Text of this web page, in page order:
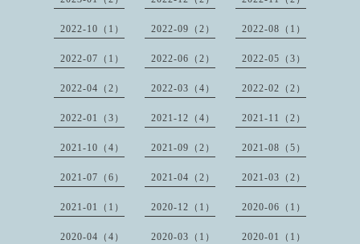
2022-10（1） 2022-09（2） 2022-08（1）
2022-07（1） 2022-06（2） 2022-05（3）
2022-04（2） 2022-03（4） 2022-02（2）
2022-01（3） 2021-12（4） 2021-11（2）
2021-10（4） 2021-09（2） 2021-08（5）
2021-07（6） 2021-04（2） 2021-03（2）
2021-01（1） 2020-12（1） 2020-06（1）
2020-04（4） 2020-03（1） 2020-01（1）